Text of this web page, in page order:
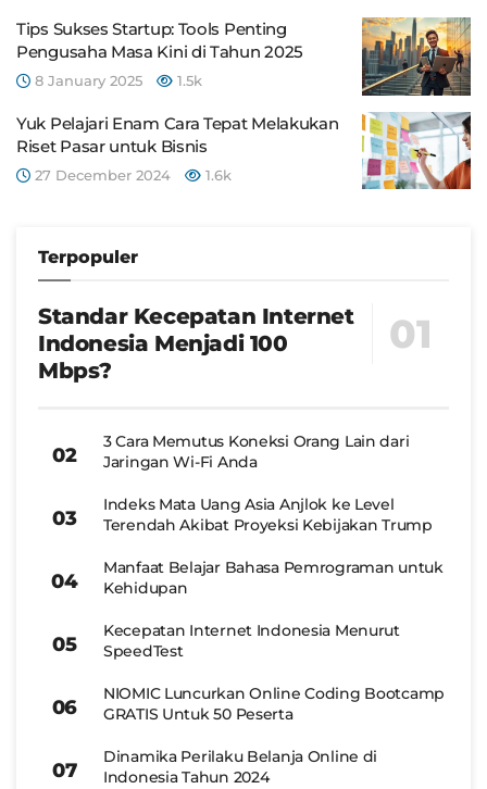
Tips Sukses Startup: Tools Penting
Pengusaha Masa Kini di Tahun 2025
8 January 2025 1.5k
Yuk Pelajari Enam Cara Tepat Melakukan
Riset Pasar untuk Bisnis
27 December 2024 1.6k
Terpopuler
Standar Kecepatan Internet
Indonesia Menjadi 100
Mbps?
3 Cara Memutus Koneksi Orang Lain dari
Jaringan Wi-Fi Anda
Indeks Mata Uang Asia Anjlok ke Level
Terendah Akibat Proyeksi Kebijakan Trump
Manfaat Belajar Bahasa Pemrograman untuk
Kehidupan
Kecepatan Internet Indonesia Menurut
SpeedTest
NIOMIC Luncurkan Online Coding Bootcamp
GRATIS Untuk 50 Peserta
Dinamika Perilaku Belanja Online di
Indonesia Tahun 2024